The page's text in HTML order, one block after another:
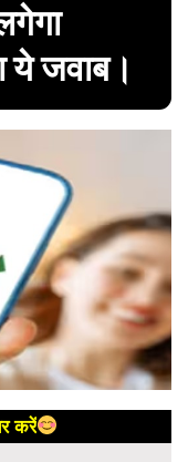
ये जवाब।
करें